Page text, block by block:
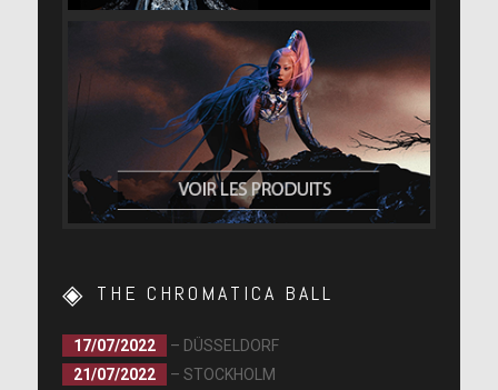
THE CHROMATICA BALL
17/07/2022
– DÜSSELDORF
21/07/2022
– STOCKHOLM